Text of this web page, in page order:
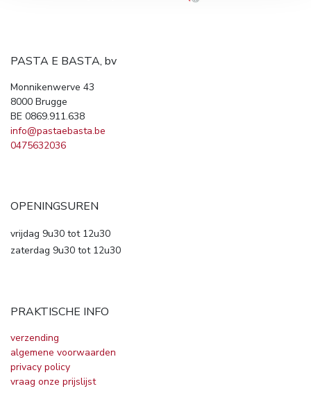
PASTA E BASTA, bv
Monnikenwerve 43
8000 Brugge
BE 0869.911.638
info@pastaebasta.be
0475632036
OPENINGSUREN
vrijdag 9u30 tot 12u30
zaterdag 9u30 tot 12u30
PRAKTISCHE INFO
verzending
algemene voorwaarden
privacy policy
vraag onze prijslijst